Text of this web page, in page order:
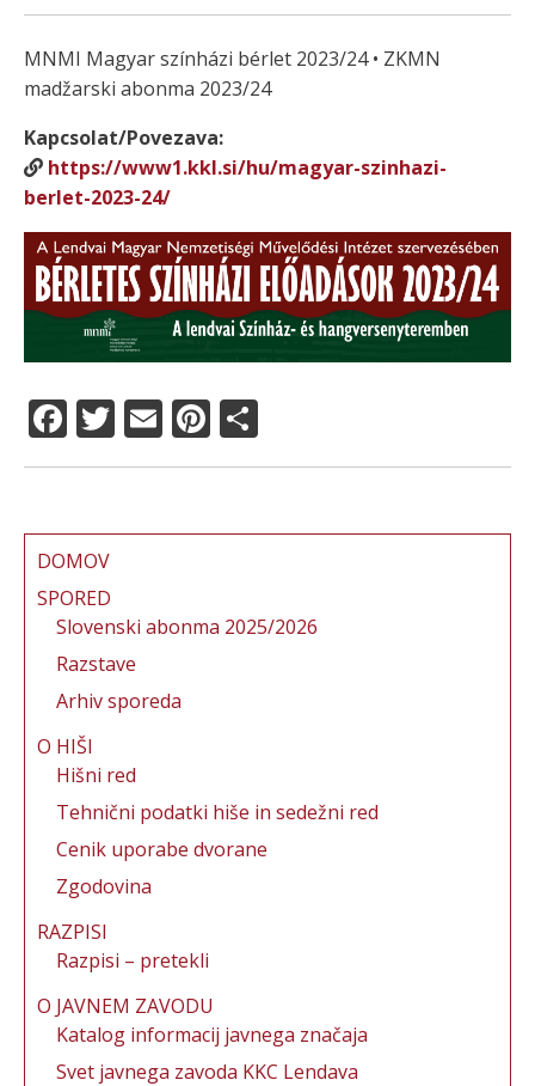
MNMI Magyar színházi bérlet 2023/24 • ZKMN
madžarski abonma 2023/24
Kapcsolat/Povezava:
https://www1.kkl.si/hu/magyar-szinhazi-
berlet-2023-24/
F
a
e
b
o
o
k
T
w
te
E
m
l
Pi
n
re
h
re
DOMOV
SPORED
Slovenski abonma 2025/2026
Razstave
Arhiv sporeda
O HIŠI
Hišni red
Tehnični podatki hiše in sedežni red
Cenik uporabe dvorane
Zgodovina
RAZPISI
Razpisi – pretekli
O JAVNEM ZAVODU
Katalog informacij javnega značaja
Svet javnega zavoda KKC Lendava